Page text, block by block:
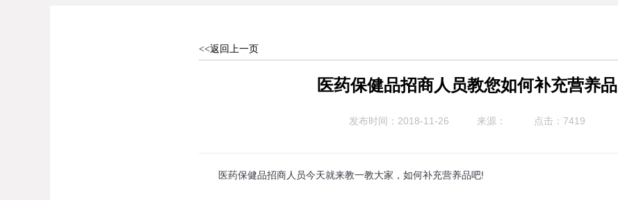
<<返回上一页
医药保健品招商人员教您如何补充营养品
发布时间：2018-11-26 来源： 点击：7419
医药保健品招商人员今天就来教一教大家，如何补充营养品吧!